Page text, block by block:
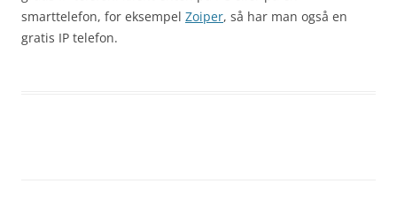
smarttelefon, for eksempel Zoiper, så har man også en
gratis IP telefon.